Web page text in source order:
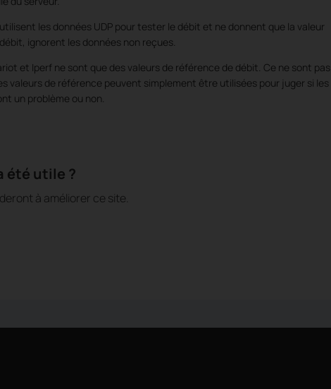
les données UDP pour tester le débit et ne donnent que la valeur
ignorent les données non reçues.
et Iperf ne sont que des valeurs de référence de débit. Ce ne sont pas
valeurs de référence peuvent simplement être utilisées pour juger si les
un problème ou non.
été utile ?
à améliorer ce site.